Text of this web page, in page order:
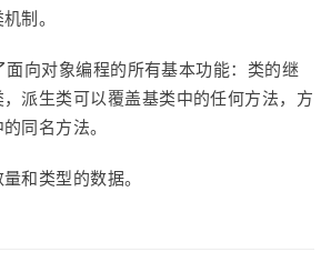
制。
面向对象编程的所有基本功能：类的继
派生类可以覆盖基类中的任何方法，方
同名方法。
和类型的数据。